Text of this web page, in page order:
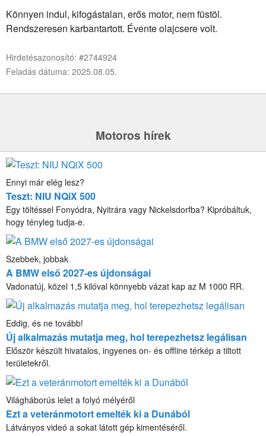
Könnyen indul, kifogástalan, erős motor, nem füstöl.
Rendszeresen karbantartott. Évente olajcsere volt.
Hirdetésazonosító: #2744924
Feladás dátuma: 2025.08.05.
Motoros hírek
Ennyi már elég lesz?
Teszt: NIU NQiX 500
Egy töltéssel Fonyódra, Nyitrára vagy Nickelsdorfba? Kipróbáltuk,
hogy tényleg tudja-e.
Szebbek, jobbak
A BMW első 2027-es újdonságai
Vadonatúj, közel 1,5 kilóval könnyebb vázat kap az M 1000 RR.
Eddig, és ne tovább!
Új alkalmazás mutatja meg, hol terepezhetsz legálisan
Először készült hivatalos, ingyenes on- és offline térkép a tiltott
területekről.
Világháborús lelet a folyó mélyéről
Ezt a veteránmotort emelték ki a Dunából
Látványos videó a sokat látott gép kimentéséről.